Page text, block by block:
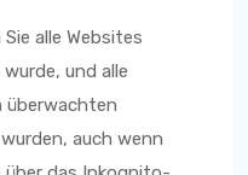
alle Websites
und alle
überwachten
auch wenn